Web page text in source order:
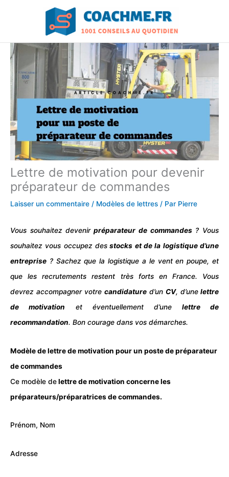
Lettre de motivation pour devenir
préparateur de commandes
Laisser un commentaire / Modèles de lettres / Par Pierre
Vous souhaitez devenirpréparateur de commandes? Vous
souhaitez vous occupez des stocks et de la logistique d’une
entreprise ? Sachez que la logistique a le vent en poupe, et
que les recrutements restent très forts en France. Vous
devrez accompagner votrecandidature d’un CV, d’unelettre
de motivation et éventuellement d’une lettre de
recommandation. Bon courage dans vos démarches.
Modèle de lettre de motivation pour un poste de préparateur
de commandes
Ce modèle delettre de motivation concerne les
préparateurs/préparatrices de commandes.
Prénom, Nom
Adresse